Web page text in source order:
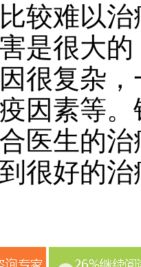
较难以
是很大
很复杂
因素等
医生的
很好的